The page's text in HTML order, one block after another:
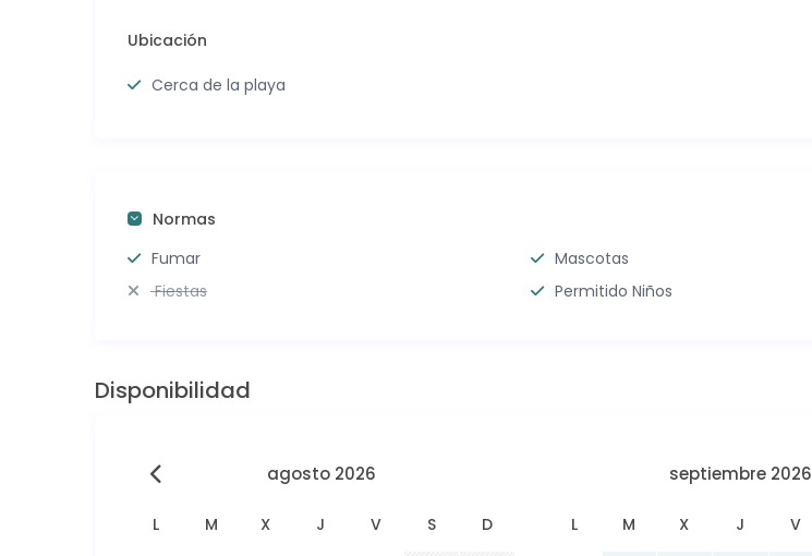
Ubicación
Cerca de la playa
Normas
Fumar
Mascotas
Fiestas
Permitido Niños
Disponibilidad
agosto 2026
L M X J V S D
septiembre 2026
L M X J V